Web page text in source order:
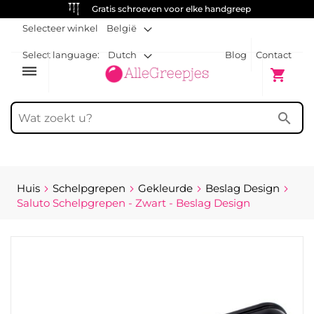
Gratis schroeven voor elke handgreep
Blog Contact
Selecteer winkel België
Select language: Dutch
dehaze shopping_cart
search
Huis Schelpgrepen Gekleurde
Beslag Design
Saluto Schelpgrepen - Zwart - Beslag Design